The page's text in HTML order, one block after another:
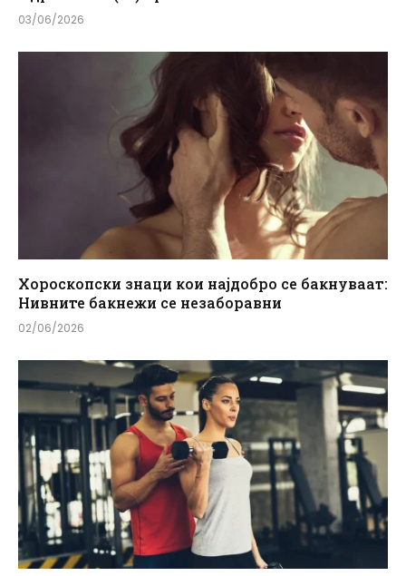
03/06/2026
Хороскопски знаци кои најдобро се бакнуваат:
Нивните бакнежи се незаборавни
02/06/2026